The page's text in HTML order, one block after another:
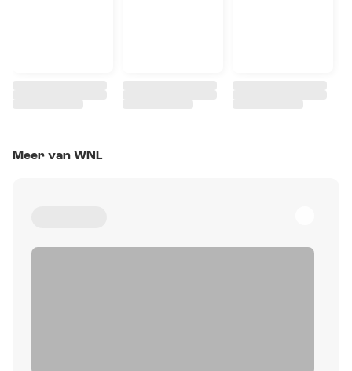
Meer van WNL